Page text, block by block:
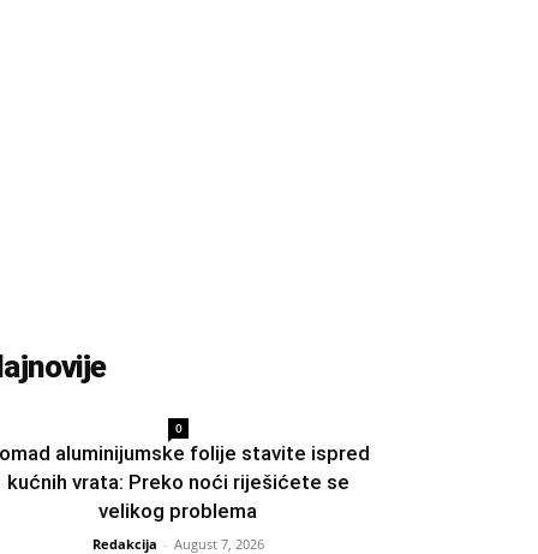
0
aluminijumske folije stavite ispred
kućnih vrata: Preko noći riješićete se
velikog problema
Redakcija - August 7, 2026